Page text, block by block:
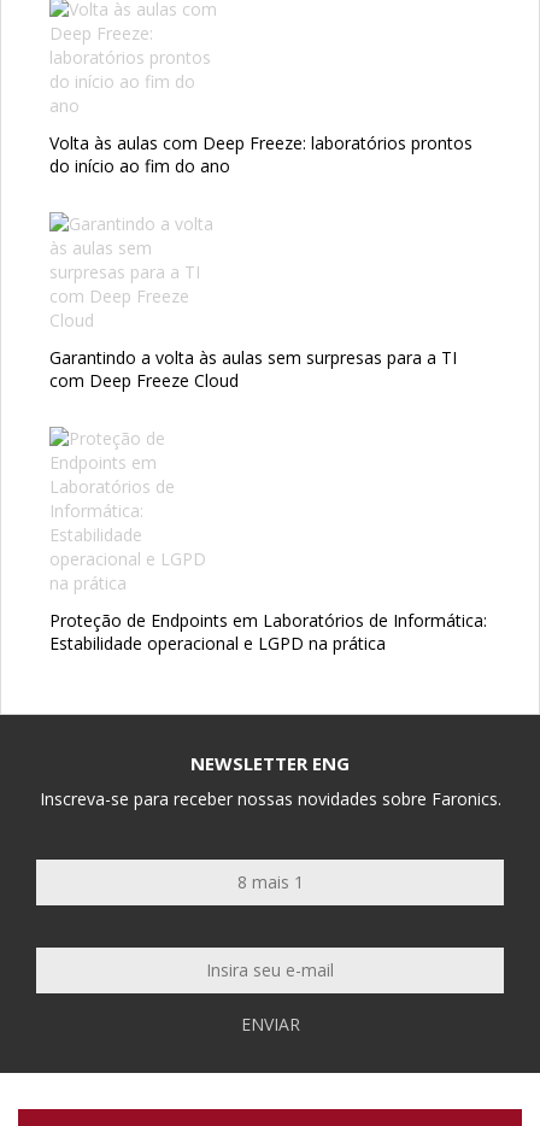
Volta às aulas com Deep Freeze: laboratórios prontos
do início ao fim do ano
Garantindo a volta às aulas sem surpresas para a TI
com Deep Freeze Cloud
Proteção de Endpoints em Laboratórios de Informática:
Estabilidade operacional e LGPD na prática
NEWSLETTER ENG
Inscreva-se para receber nossas novidades sobre Faronics.
ENVIAR